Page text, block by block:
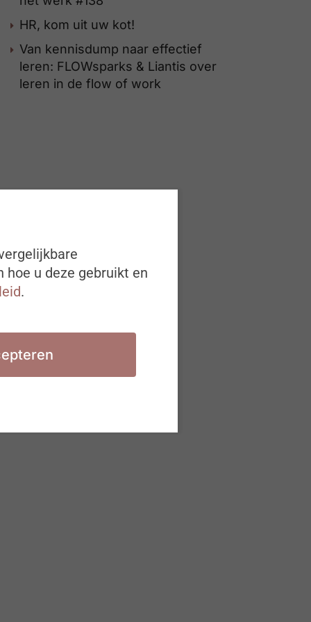
HR, kom uit uw kot!
Van kennisdump naar effectief
leren: FLOWsparks & Liantis over
leren in de flow of work
u deze gebruikt en
.